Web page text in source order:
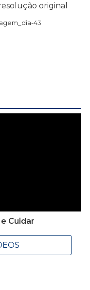
original
43
Cuidar